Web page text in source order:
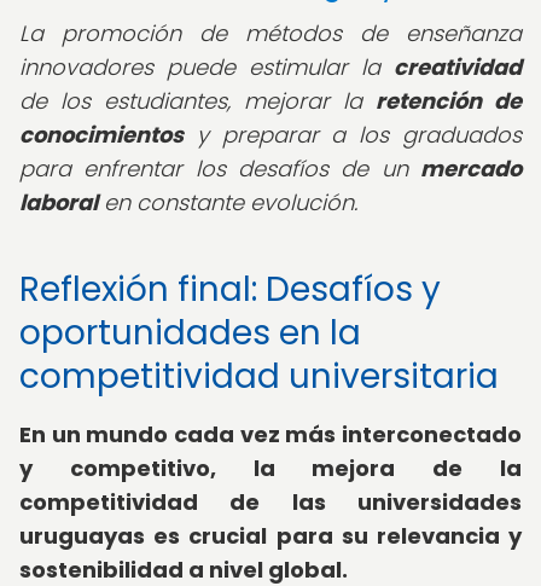
La promoción de métodos de enseñanza
innovadores puede estimular la creatividad
de los estudiantes, mejorar la retención de
conocimientosy preparar a los graduados
para enfrentar los desafíos de un mercado
laboralen constante evolución.
Reflexión final: Desafíos y
oportunidades en la
competitividad universitaria
En un mundo cada vez más interconectado
y competitivo, la mejora de la
competitividad de las universidades
uruguayas es crucial para su relevancia y
sostenibilidad a nivel global.